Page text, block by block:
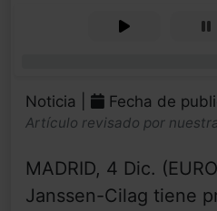
Noticia | Fecha de
Artículo revisado por
MADRID, 4 Dic.
Janssen-Cilag tiene